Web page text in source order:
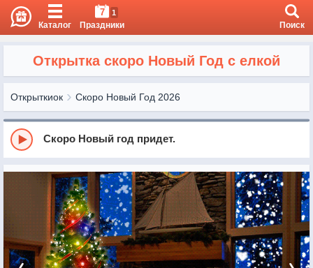
Каталог
7 1
Праздники Поиск
Открытка скоро Новый Год с елкой
Открыткиок Скоро Новый Год 2026
Скоро Новый год придет.